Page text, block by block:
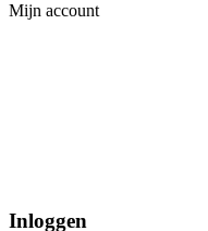
Mijn account
Inloggen